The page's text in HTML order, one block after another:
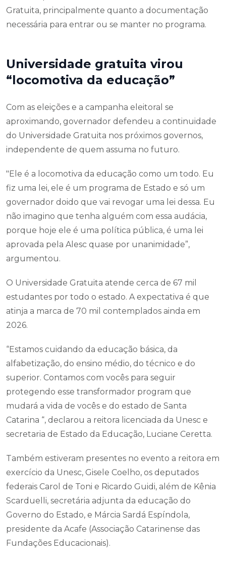
Gratuita, principalmente quanto a documentação
necessária para entrar ou se manter no programa.
Universidade gratuita virou
“locomotiva da educação”
Com as eleições e a campanha eleitoral se
aproximando, governador defendeu a continuidade
do Universidade Gratuita nos próximos governos,
independente de quem assuma no futuro.
"Ele é a locomotiva da educação como um todo. Eu
fiz uma lei, ele é um programa de Estado e só um
governador doido que vai revogar uma lei dessa. Eu
não imagino que tenha alguém com essa audácia,
porque hoje ele é uma política pública, é uma lei
aprovada pela Alesc quase por unanimidade”,
argumentou.
O Universidade Gratuita atende cerca de 67 mil
estudantes por todo o estado. A expectativa é que
atinja a marca de 70 mil contemplados ainda em
2026.
“Estamos cuidando da educação básica, da
alfabetização, do ensino médio, do técnico e do
superior. Contamos com vocês para seguir
protegendo esse transformador program que
mudará a vida de vocês e do estado de Santa
Catarina “, declarou a reitora licenciada da Unesc e
secretaria de Estado da Educação, Luciane Ceretta.
Também estiveram presentes no evento a reitora em
exercício da Unesc, Gisele Coelho, os deputados
federais Carol de Toni e Ricardo Guidi, além de Kênia
Scarduelli, secretária adjunta da educação do
Governo do Estado, e Márcia Sardá Espíndola,
presidente da Acafe (Associação Catarinense das
Fundações Educacionais).